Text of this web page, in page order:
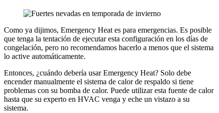
Como ya dijimos, Emergency Heat es para emergencias. Es posible
que tenga la tentación de ejecutar esta configuración en los días de
congelación, pero no recomendamos hacerlo a menos que el sistema
lo active automáticamente.
Entonces, ¿cuándo debería usar Emergency Heat? Solo debe
encender manualmente el sistema de calor de respaldo si tiene
problemas con su bomba de calor. Puede utilizar esta fuente de calor
hasta que su experto en HVAC venga y eche un vistazo a su
sistema.